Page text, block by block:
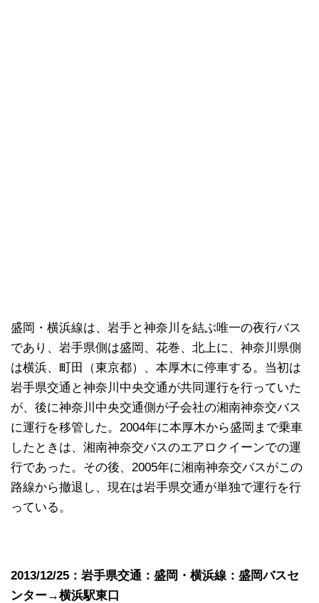
盛岡・横浜線は、岩手と神奈川を結ぶ唯一の夜行バス
であり、岩手県側は盛岡、花巻、北上に、神奈川県側
は横浜、町田（東京都）、本厚木に停車する。当初は
岩手県交通と神奈川中央交通が共同運行を行っていた
が、後に神奈川中央交通側が子会社の湘南神奈交バス
に運行を移管した。2004年に本厚木から盛岡まで乗車
したときは、湘南神奈交バスのエアロクイーンでの運
行であった。その後、2005年に湘南神奈交バスがこの
路線から撤退し、現在は岩手県交通が単独で運行を行
っている。
2013/12/25：岩手県交通：盛岡・横浜線：盛岡バスセ
ンター→横浜駅東口